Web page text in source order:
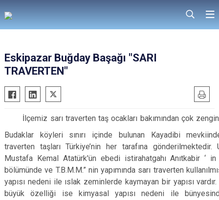
Eskipazar Buğday Başağı "SARI
TRAVERTEN"
İlçemiz sarı traverten taş ocakları bakımından çok
Budaklar köyleri sınırı içinde bulunan Kayadibi
traverten taşları Türkiye’nin her tarafına gönderilmektedir.
Mustafa Kemal Atatürk'ün ebedi istirahatgahı Anıtkabir ‘
bölümünde ve T.B.M.M.” nin yapımında sarı traverten
yapısı nedeni ile ıslak zeminlerde kaymayan bir yapısı
büyük özelliği ise kimyasal yapısı nedeni ile